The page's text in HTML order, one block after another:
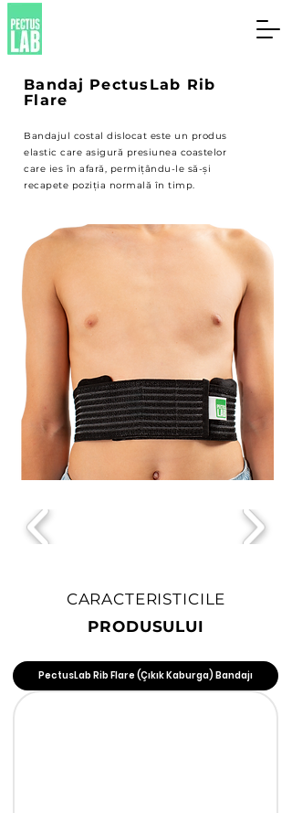
Bandaj PectusLab Rib
Flare
Bandajul costal dislocat este un produs
elastic care asigură presiunea coastelor
care ies în afară, permițându-le să-și
recapete poziția normală în timp.
CARACTERISTICILE
PRODUSULUI
PectusLab Rib Flare (Çıkık Kaburga) Bandajı